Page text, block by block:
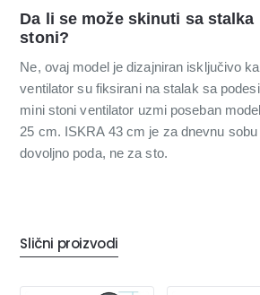
Da li se može skinuti sa
stoni?
Ne, ovaj model je dizajniran isključivo
ventilator su fiksirani na stalak sa
mini stoni ventilator uzmi poseban
25 cm. ISKRA 43 cm je za dnevnu
dovoljno poda, ne za sto.
Slični proizvodi